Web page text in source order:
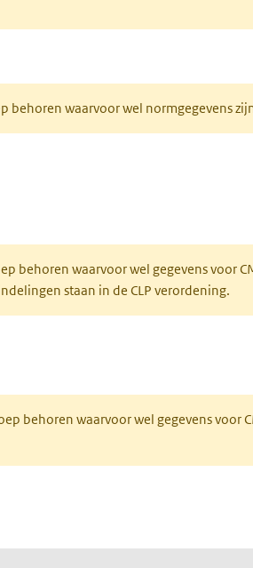
behoren waarvoor wel normgegevens
behoren waarvoor wel gegevens voor
staan in de CLP verordening.
behoren waarvoor wel gegevens voor